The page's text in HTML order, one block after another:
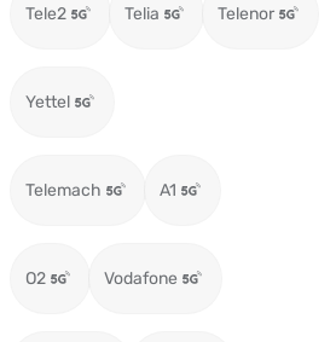
Tele2 Telia Telenor
Yettel
Telemach A1
O2 Vodafone